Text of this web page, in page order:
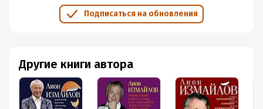
Подписаться на обновления
Другие книги автора